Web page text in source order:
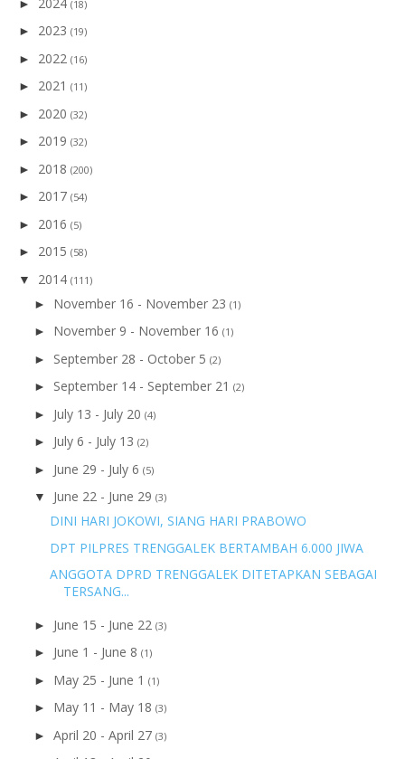
► (18)
► 2023 (19)
► 2022 (16)
► 2021 (11)
► 2020 (32)
► 2019 (32)
► 2018 (200)
► 2017 (54)
► 2016 (5)
► 2015 (58)
▼ 2014 (111)
► November 16 - November 23 (1)
► November 9 - November 16 (1)
► September 28 - October 5 (2)
► September 14 - September 21 (2)
► July 13 - July 20 (4)
► July 6 - July 13 (2)
► June 29 - July 6 (5)
▼ June 22 - June 29 (3)
DINI HARI JOKOWI, SIANG HARI PRABOWO
DPT PILPRES TRENGGALEK BERTAMBAH 6.000 JIWA
ANGGOTA DPRD TRENGGALEK DITETAPKAN SEBAGAI
TERSANG...
► June 15 - June 22 (3)
► June 1 - June 8 (1)
► May 25 - June 1 (1)
► May 11 - May 18 (3)
► April 20 - April 27 (3)